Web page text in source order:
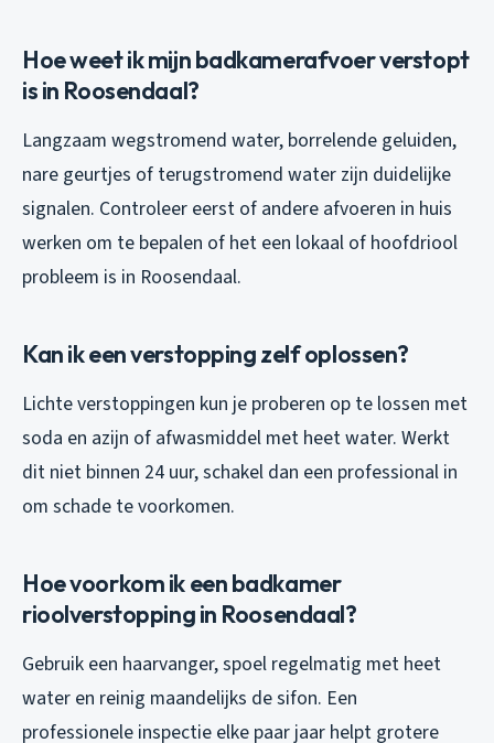
Hoe weet ik mijn badkamerafvoer verstopt
is in Roosendaal?
Langzaam wegstromend water, borrelende geluiden,
nare geurtjes of terugstromend water zijn duidelijke
signalen. Controleer eerst of andere afvoeren in huis
werken om te bepalen of het een lokaal of hoofdriool
probleem is in Roosendaal.
Kan ik een verstopping zelf oplossen?
Lichte verstoppingen kun je proberen op te lossen met
soda en azijn of afwasmiddel met heet water. Werkt
dit niet binnen 24 uur, schakel dan een professional in
om schade te voorkomen.
Hoe voorkom ik een badkamer
rioolverstopping in Roosendaal?
Gebruik een haarvanger, spoel regelmatig met heet
water en reinig maandelijks de sifon. Een
professionele inspectie elke paar jaar helpt grotere